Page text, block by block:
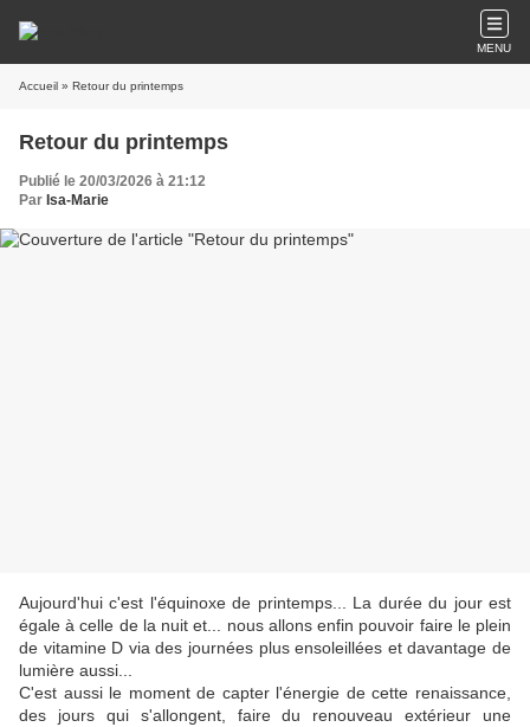
MENU
Accueil » Retour du printemps
Retour du printemps
Publié le 20/03/2026 à 21:12
Par Isa-Marie
Aujourd'hui c'est l'équinoxe de printemps... La durée du jour est
égale à celle de la nuit et... nous allons enfin pouvoir faire le plein
de vitamine D via des journées plus ensoleillées et davantage de
lumière aussi...
C'est aussi le moment de capter l'énergie de cette renaissance,
des jours qui s'allongent, faire du renouveau extérieur une